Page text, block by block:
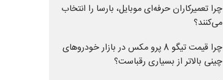
چرا تعمیرکاران حرفه‌ای موبایل، بارسا را انتخاب
می‌کنند؟
چرا قیمت تیگو 8 پرو مکس در بازار خودروهای
چینی بالاتر از بسیاری رقباست؟